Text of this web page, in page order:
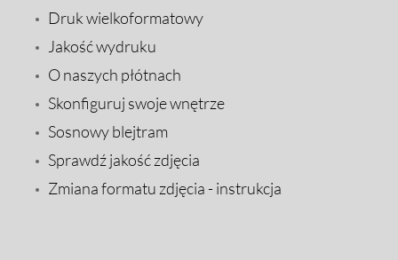
Druk wielkoformatowy
Jakość wydruku
O naszych płótnach
Skonfiguruj swoje wnętrze
Sosnowy blejtram
Sprawdź jakość zdjęcia
Zmiana formatu zdjęcia - instrukcja